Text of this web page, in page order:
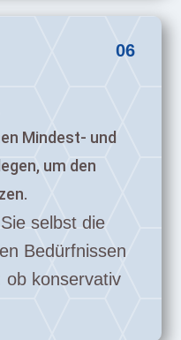
06
Mindest- und
um den
selbst die
Bedürfnissen
ob konservativ